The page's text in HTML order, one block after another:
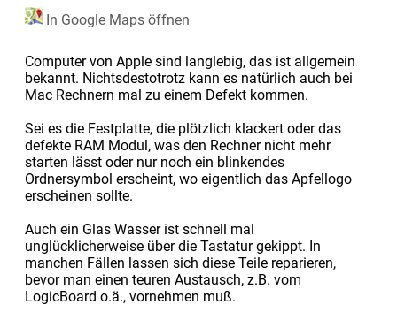
In Google Maps öffnen
Computer von Apple sind langlebig, das ist allgemein
bekannt. Nichtsdestotrotz kann es natürlich auch bei
Mac Rechnern mal zu einem Defekt kommen.
Sei es die Festplatte, die plötzlich klackert oder das
defekte RAM Modul, was den Rechner nicht mehr
starten lässt oder nur noch ein blinkendes
Ordnersymbol erscheint, wo eigentlich das Apfellogo
erscheinen sollte.
Auch ein Glas Wasser ist schnell mal
unglücklicherweise über die Tastatur gekippt. In
manchen Fällen lassen sich diese Teile reparieren,
bevor man einen teuren Austausch, z.B. vom
LogicBoard o.ä., vornehmen muß.